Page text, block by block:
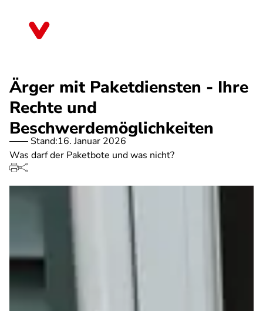
Ärger mit Paketdiensten - Ihre
Rechte und
Beschwerdemöglichkeiten
Stand:16. Januar 2026
Was darf der Paketbote und was nicht?